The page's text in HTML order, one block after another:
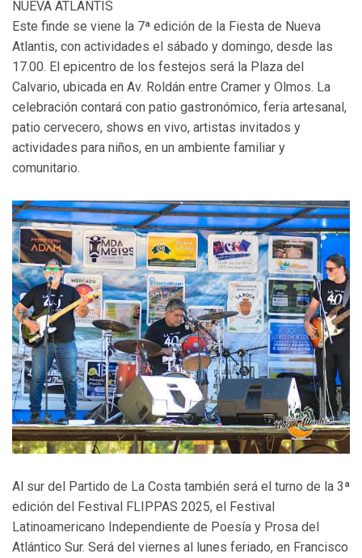
NUEVA ATLANTIS
Este finde se viene la 7ª edición de la Fiesta de Nueva
Atlantis, con actividades el sábado y domingo, desde las
17.00. El epicentro de los festejos será la Plaza del
Calvario, ubicada en Av. Roldán entre Cramer y Olmos. La
celebración contará con patio gastronómico, feria artesanal,
patio cervecero, shows en vivo, artistas invitados y
actividades para niños, en un ambiente familiar y
comunitario.
Al sur del Partido de La Costa también será el turno de la 3ª
edición del Festival FLIPPAS 2025, el Festival
Latinoamericano Independiente de Poesía y Prosa del
Atlántico Sur. Será del viernes al lunes feriado, en Francisco